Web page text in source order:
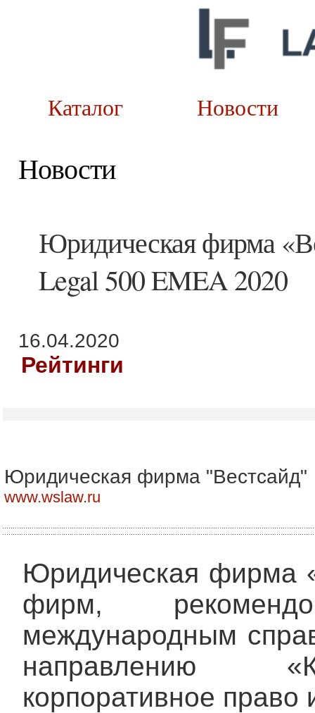
Каталог
Новости
Юридическая фирма
Legal 500 EMEA 2020
16.04.2020
Рейтинги
Юридическая фирма "Вестсайд"
www.wslaw.ru
Юридическая фирма
фирм,
международным
направлению
корпоративное право